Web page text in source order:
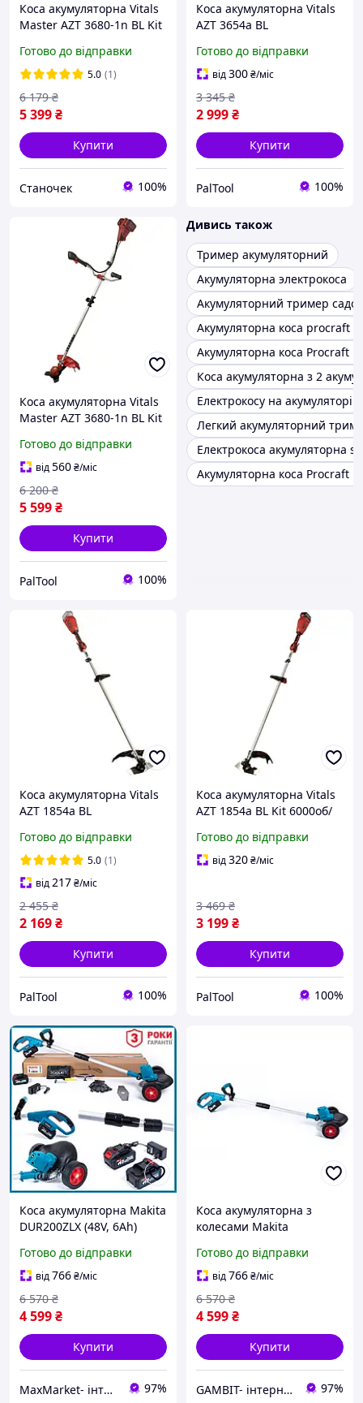
Коса акумуляторна Vitals
Master AZT 3680-1n BL Kit
Готово до відправки
5.0 (1)
5 399₴
6 179 ₴
Купити
Станочек 100%
Коса акумуляторна Vitals
AZT 3654a BL
Готово до відправки
від300₴/міс
2 999₴
3 345 ₴
Купити
PalTool 100%
Коса акумуляторна Vitals
Master AZT 3680-1n BL Kit
Безщіткова. Нижній
двигун.
Готово до відправки
від560₴/міс
5 599₴
6 200 ₴
Купити
PalTool 100%
Дивись також
Тример акумуляторний
Акумуляторна электрокоса
Акумуляторний тример
Акумуляторна коса procraft
Акумуляторна коса Procraft
Коса акумуляторна з 2
Електрокосу на акумуляторі
Легкий акумуляторний
Електрокоса акумуляторна
Акумуляторна коса Procraft
Коса акумуляторна Vitals
AZT 1854a BL
Готово до відправки
5.0 (1)
від217₴/міс
2 169₴
2 455 ₴
Купити
PalTool 100%
Коса акумуляторна Vitals
AZT 1854a BL Kit 6000об/
4ам + зарядка)
Готово до відправки
від320₴/міс
3 199₴
3 469 ₴
Купити
PalTool 100%
Коса акумуляторна Makita
DUR200ZLX (48V, 6Ah)
колесами + 2 АКБ та
штанга 1,4 м в комплекті
mm
Готово до відправки
від766₴/міс
4 599₴
6 570 ₴
Купити
MaxMarket- інтернет магазин товарів для дому 97%
Коса акумуляторна з
колесами Makita
Садовий тример Макіта зі
штангою 1,4м та 2АКБ
для дачі gt
Готово до відправки
від766₴/міс
4 599₴
6 570 ₴
Купити
GAMBIT- інтернет магазин товарів для дому 97%